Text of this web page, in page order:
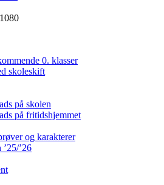
0. klasser
skoleskift
på skolen
på fritidshjemmet
og karakterer
’26